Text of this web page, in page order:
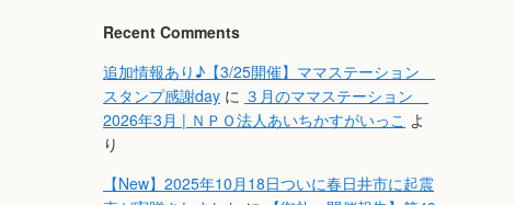
Recent Comments
追加情報あり♪【3/25開催】ママステーション
スタンプ感謝day に ３月のママステーション
2026年3月 | ＮＰＯ法人あいちかすがいっこ よ
り
【New】2025年10月18日ついに春日井市に起震